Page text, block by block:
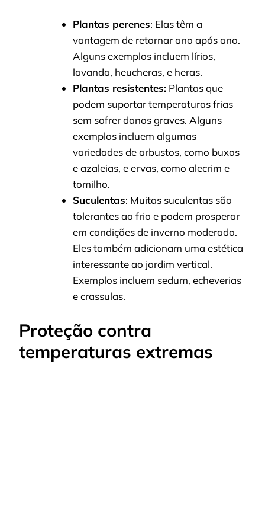
Plantas perenes: Elas têm a
vantagem de retornar ano após ano.
Alguns exemplos incluem lírios,
lavanda, heucheras, e heras.
Plantas resistentes: Plantas que
podem suportar temperaturas frias
sem sofrer danos graves. Alguns
exemplos incluem algumas
variedades de arbustos, como buxos
e azaleias, e ervas, como alecrim e
tomilho.
Suculentas: Muitas suculentas são
tolerantes ao frio e podem prosperar
em condições de inverno moderado.
Eles também adicionam uma estética
interessante ao jardim vertical.
Exemplos incluem sedum, echeverias
e crassulas.
Proteção contra
temperaturas extremas